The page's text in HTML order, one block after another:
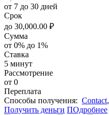
от 7 до 30 дней
Срок
до 30,000.00 ₽
Сумма
от 0% до 1%
Ставка
5 минут
Рассмотрение
от 0
Переплата
Cпособы получения: Contact,
Получить деньги ПОдробнее